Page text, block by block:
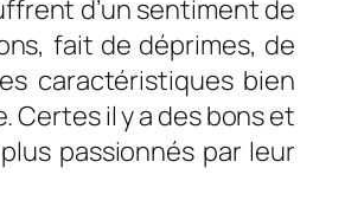
d’un sentiment de
fait de déprimes, de
caractéristiques bien
Certes il y a des bons et
passionnés par leur